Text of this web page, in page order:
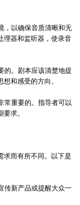
，以确保音质清晰和无
理器和监听器，使录音
的。剧本应该清楚地提
和感受的方向。
常重要的。指导者可以
求。
求而有所不同。以下是
传新产品或提醒大众一